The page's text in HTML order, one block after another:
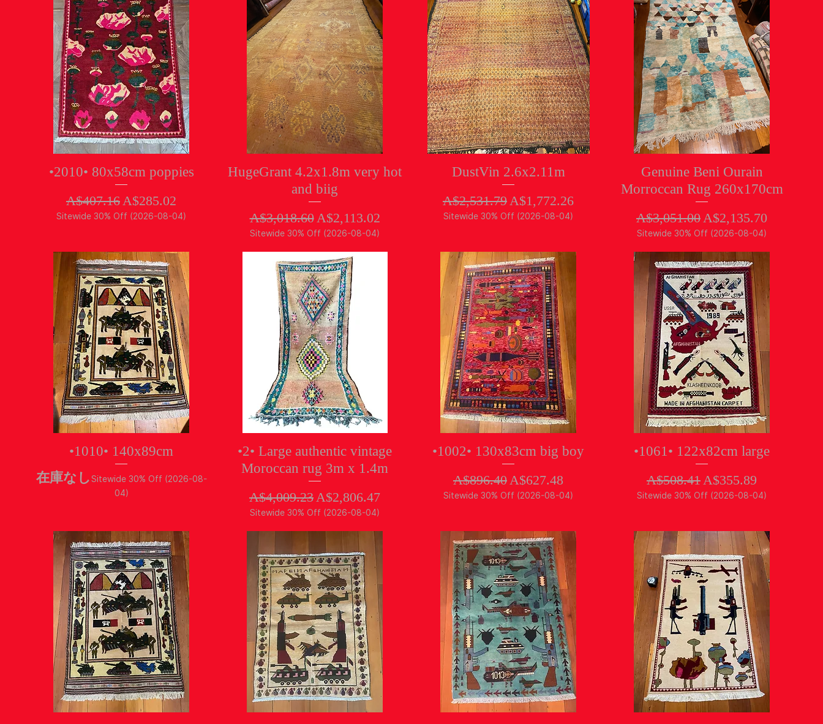
クイックビュー
•2010• 80x58cm poppies
通常価格
A$407.16 セール価格
A$285.02
Sitewide 30% Off (2026-08-04)
クイックビュー
HugeGrant 4.2x1.8m very hot
and biig
通常価格
A$3,018.60 セール価格
A$2,113.02
Sitewide 30% Off (2026-08-04)
クイックビュー
DustVin 2.6x2.11m
通常価格
A$2,531.79 セール価格
A$1,772.26
Sitewide 30% Off (2026-08-04)
クイックビュー
Genuine Beni Ourain
Morroccan Rug 260x170cm
通常価格
A$3,051.00 セール価格
A$2,135.70
Sitewide 30% Off (2026-08-04)
クイックビュー
•1010• 140x89cm
在庫なしSitewide 30% Off (2026-08-
04)
クイックビュー
•2• Large authentic vintage
Moroccan rug 3m x 1.4m
通常価格
A$4,009.23 セール価格
A$2,806.47
Sitewide 30% Off (2026-08-04)
クイックビュー
•1002• 130x83cm big boy
通常価格
A$896.40 セール価格
A$627.48
Sitewide 30% Off (2026-08-04)
クイックビュー
•1061• 122x82cm large
通常価格
A$508.41 セール価格
A$355.89
Sitewide 30% Off (2026-08-04)